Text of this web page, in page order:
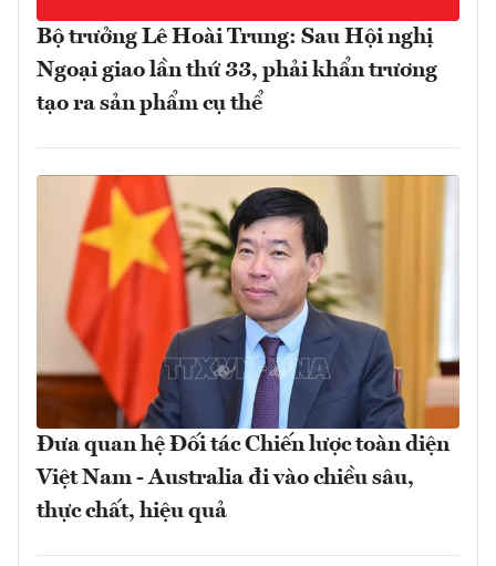
Bộ trưởng Lê Hoài Trung: Sau Hội nghị
Ngoại giao lần thứ 33, phải khẩn trương
tạo ra sản phẩm cụ thể
Đưa quan hệ Đối tác Chiến lược toàn diện
Việt Nam - Australia đi vào chiều sâu,
thực chất, hiệu quả